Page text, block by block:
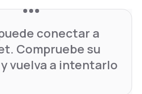
conectar a
Compruebe su
vuelva a intentarlo